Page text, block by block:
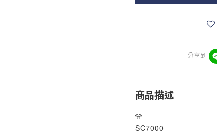
分享到
商品描述
🎌
SC7000